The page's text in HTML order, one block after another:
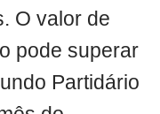
O valor de
pode superar
Partidário